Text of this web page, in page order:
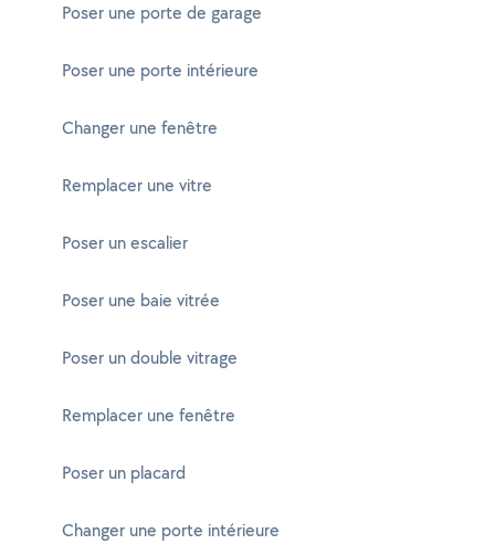
Poser une porte de garage
Poser une porte intérieure
Changer une fenêtre
Remplacer une vitre
Poser un escalier
Poser une baie vitrée
Poser un double vitrage
Remplacer une fenêtre
Poser un placard
Changer une porte intérieure